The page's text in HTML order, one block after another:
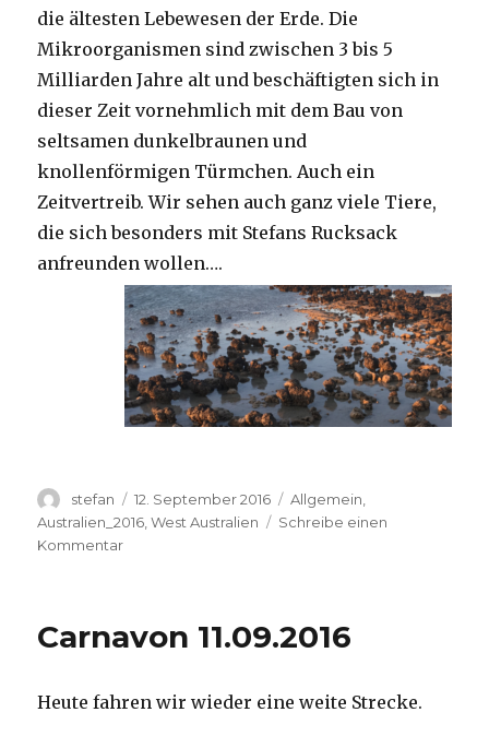
die ältesten Lebewesen der Erde. Die
Mikroorganismen sind zwischen 3 bis 5
Milliarden Jahre alt und beschäftigten sich in
dieser Zeit vornehmlich mit dem Bau von
seltsamen dunkelbraunen und
knollenförmigen Türmchen. Auch ein
Zeitvertreib. Wir sehen auch ganz viele Tiere,
die sich besonders mit Stefans Rucksack
anfreunden wollen….
Autor
stefan
Veröffentlicht
am
12. September 2016 Kategorien
Allgemein
Australien_2016 ,West Australien
Schreibe einen
Kommentarzu
Carnavon 11.09.2016
Heute fahren wir wieder eine weite Strecke.